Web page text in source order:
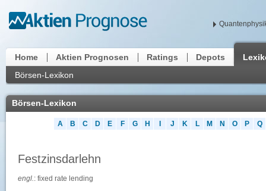
Home Aktien Prognosen Ratings Depots
Börsen-Lexikon
Börsen-Lexikon
A B C D E F G H J K L M N O P Q
Festzinsdarlehn
engl.: fixed rate lending